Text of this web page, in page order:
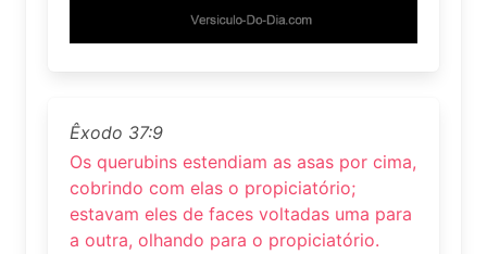
Êxodo 37:9
Os querubins estendiam as asas por cima,
cobrindo com elas o propiciatório;
estavam eles de faces voltadas uma para
a outra, olhando para o propiciatório.